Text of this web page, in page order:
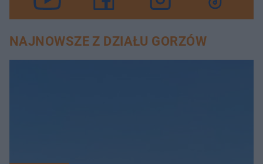
NAJNOWSZE Z DZIAŁU GORZÓW